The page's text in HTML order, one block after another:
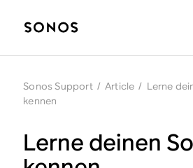
Sonos Support / Article / Lerne
kennen
Lerne deinen